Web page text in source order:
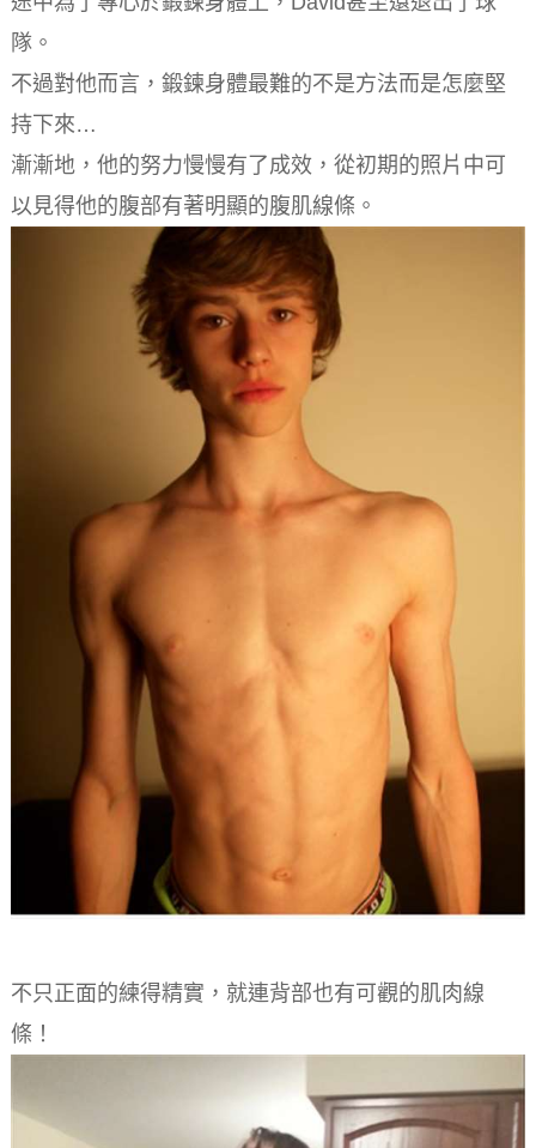
隊。
不過對他而言，鍛鍊身體最難的不是方法而是怎麼堅
持下來…
漸漸地，他的努力慢慢有了成效，從初期的照片中可
以見得他的腹部有著明顯的腹肌線條。
不只正面的練得精實，就連背部也有可觀的肌肉線
條！